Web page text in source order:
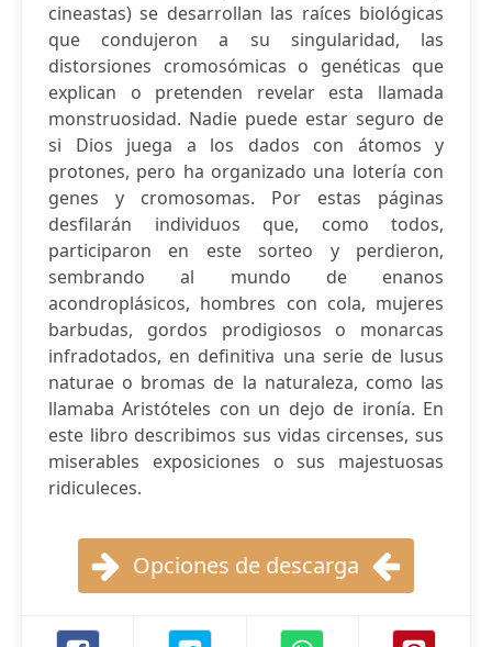
cineastas) se desarrollan las raíces biológicas
que condujeron a su singularidad, las
distorsiones cromosómicas o genéticas que
explican o pretenden revelar esta llamada
monstruosidad. Nadie puede estar seguro de
si Dios juega a los dados con átomos y
protones, pero ha organizado una lotería con
genes y cromosomas. Por estas páginas
desfilarán individuos que, como todos,
participaron en este sorteo y perdieron,
sembrando al mundo de enanos
acondroplásicos, hombres con cola, mujeres
barbudas, gordos prodigiosos o monarcas
infradotados, en definitiva una serie de lusus
naturae o bromas de la naturaleza, como las
llamaba Aristóteles con un dejo de ironía. En
este libro describimos sus vidas circenses, sus
miserables exposiciones o sus majestuosas
ridiculeces.
Opciones de descarga